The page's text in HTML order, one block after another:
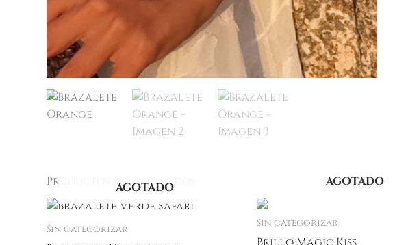
Productos relacionados
AGOTADO
Sin categorizar
AGOTADO
Sin categorizar